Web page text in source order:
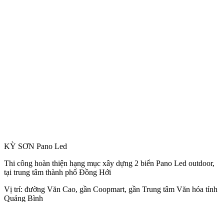
KỲ SƠN Pano Led
Thi công hoàn thiện hạng mục xây dựng 2 biển Pano Led outdoor,
tại trung tâm thành phố Đồng Hới
Vị trí: đường Văn Cao, gần Coopmart, gần Trung tâm Văn hóa tỉnh
Quảng Bình